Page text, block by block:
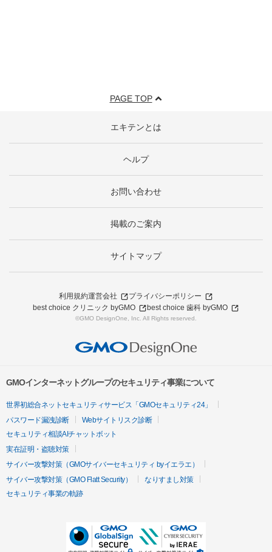
PAGE TOP
エキテンとは
ヘルプ
お問い合わせ
掲載のご案内
サイトマップ
利用規約運営会社
プライバシーポリシー
best choice クリニック byGMO
best choice 歯科 byGMO
©GMO DesignOne, Inc. All Rights reserved.
GMOインターネットグループのセキュリティ事業について
世界初総合ネットセキュリティサービス「GMOセキュリティ24」
パスワード漏洩診断
Webサイトリスク診断
セキュリティ相談AIチャットボット
実在証明・盗聴対策
サイバー攻撃対策（GMOサイバーセキュリティ byイエラエ）
サイバー攻撃対策（GMO Flatt Security）
なりすまし対策
セキュリティ事業の軌跡